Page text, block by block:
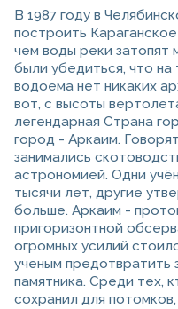
В 1987 году в
построить
чем воды реки затопят
были убедиться, что
водоема нет никаких
вот, с высоты
легендарная Страна
город - Аркаим.
занимались
астрономией. Одни
тысячи лет, другие
больше. Аркаим -
пригоризонтной
огромных усилий
ученым предотвратить
памятника. Среди тех,
сохранил для